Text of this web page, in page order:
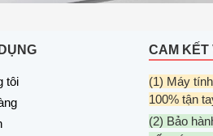
tôi
CAM KẾT
(1) Máy
100% tận
(2) Bảo